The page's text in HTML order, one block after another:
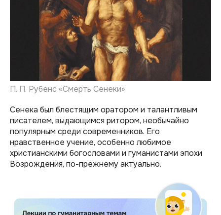
П. П. Рубенс «Смерть Сенеки»
Сенека был блестящим оратором и талантливым
писателем, выдающимся ритором, необычайно
популярным среди современников. Его
нравственное учение, особенно любимое
христианскими богословами и гуманистами эпохи
Возрождения, по-прежнему актуально.